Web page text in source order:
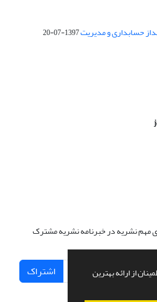
از ارائه بهترین
حسابداری و مدیریت1397-07-20
مهم نشریه در خبرنامه نشریه مشترک
اشتراک